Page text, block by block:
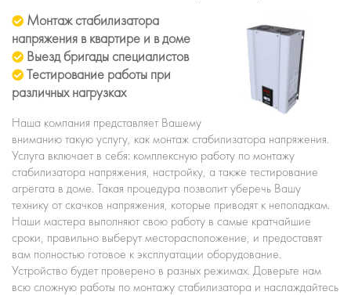
Монтаж стабилизатора
напряжения в квартире и в доме
Выезд бригады специалистов
Тестирование работы при
различных нагрузках
Наша компания представляет Вашему
вниманию такую услугу, как монтаж стабилизатора напряжения.
Услуга включает в себя: комплексную работу по монтажу
стабилизатора напряжения, настройку, а также тестирование
агрегата в доме. Такая процедура позволит уберечь Вашу
технику от скачков напряжения, которые приводят к неполадкам.
Наши мастера выполняют свою работу в самые кратчайшие
сроки, правильно выберут месторасположение, и предоставят
вам полностью готовое к эксплуатации оборудование.
Устройство будет проверено в разных режимах. Доверьте нам
всю сложную работы по монтажу стабилизатора и наслаждайтесь